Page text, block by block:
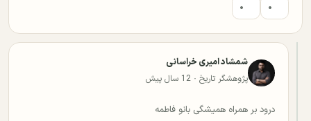
۰ ۰
شمشاد امیری خراسانی
پژوهشگر تاریخ · 12 سال پیش
درود بر همراه همیشگی بانو فاطمه